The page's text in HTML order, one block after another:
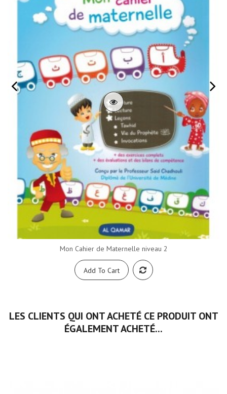
Mon Cahier de Maternelle niveau 2
Add To Cart
LES CLIENTS QUI ONT ACHETÉ CE PRODUIT ONT
ÉGALEMENT ACHETÉ...